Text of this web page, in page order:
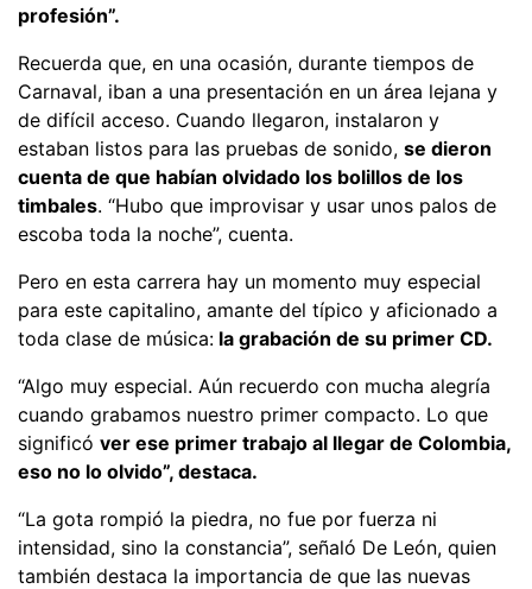
profesión”.
Recuerda que, en una ocasión, durante tiempos de
Carnaval, iban a una presentación en un área lejana y
de difícil acceso. Cuando llegaron, instalaron y
estaban listos para las pruebas de sonido, se dieron
cuenta de que habían olvidado los bolillos de los
timbales. “Hubo que improvisar y usar unos palos de
escoba toda la noche”, cuenta.
Pero en esta carrera hay un momento muy especial
para este capitalino, amante del típico y aficionado a
toda clase de música: la grabación de su primer CD.
“Algo muy especial. Aún recuerdo con mucha alegría
cuando grabamos nuestro primer compacto. Lo que
significó ver ese primer trabajo al llegar de Colombia,
eso no lo olvido”, destaca.
“La gota rompió la piedra, no fue por fuerza ni
intensidad, sino la constancia”, señaló De León, quien
también destaca la importancia de que las nuevas